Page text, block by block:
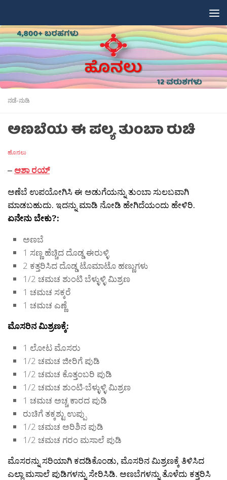
ನಡೆ-ನುಡಿ
ಅಣಬೆಯ ಈ ಪಲ್ಯ ತುಂಬಾ ರುಚಿ
ಹೊನಲು
– ಆಶಾ ರಯ್
ಅಣೆಬೆ ಉಪಯೋಗಿಸಿ ಈ ಅಡುಗೆಯನ್ನು ತುಂಬಾ ಸುಲಬವಾಗಿ
ಮಾಡಬಹುದು. ಇದನ್ನು ಮಾಡಿ ನೋಡಿ ಹೇಗಿದೆಯಂದು ಹೇಳಿರಿ.
ಏನೇನು ಬೇಕು?:
ಅಣಬೆ
1 ಸಣ್ಣ ಹೆಚ್ಚಿದ ದೊಡ್ಡ ಈರುಳ್ಳಿ
2 ಕತ್ತರಿಸಿದ ದೊಡ್ಡ ಟೊಮಾಟೊ ಹಣ್ಣುಗಳು
1/2 ಚಮಚ ಶುಂಟಿ ಬೆಳ್ಳುಳ್ಳಿ ಮಿಶ್ರಣ
1 ಚಮಚ ಸಕ್ಕರೆ
1 ಚಮಚ ಎಣ್ಣೆ
ಮೊಸರಿನ ಮಿಶ್ರಣಕ್ಕೆ:
1 ಲೋಟ ಮೊಸರು
1/2 ಚಮಚ ಜೀರಿಗೆ ಪುಡಿ
1/2 ಚಮಚ ಕೊತ್ತಂಬರಿ ಪುಡಿ
1/2 ಚಮಚ ಶುಂಟಿ-ಬೆಳ್ಳುಳ್ಳಿ ಮಿಶ್ರಣ
1 ಚಮಚ ಅಚ್ಚ ಕಾರದ ಪುಡಿ
ರುಚಿಗೆ ತಕ್ಕಶ್ಟು ಉಪ್ಪು
1/2 ಚಮಚ ಅರಿಶಿನ ಪುಡಿ
1/2 ಚಮಚ ಗರಂ ಮಸಾಲೆ ಪುಡಿ
ಮೊಸರನ್ನು ಸರಿಯಾಗಿ ಕದಡಿಕೊಂಡು, ಮೊಸರಿನ ಮಿಶ್ರಣಕ್ಕೆ ತಿಳಿಸಿದ
ಎಲ್ಲಾ ಮಸಾಲೆ ಪುಡಿಗಳನ್ನು ಸೇರಿಸಿಡಿ. ಅಣಬೆಗಳನ್ನು ತೊಳೆದು ಕತ್ತರಿಸಿ